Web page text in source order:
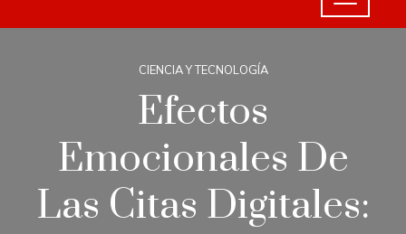
CIENCIA Y TECNOLOGÍA
Efectos
Emocionales De
Las Citas Digitales: